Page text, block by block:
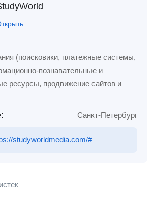
(поисковики, платежные системы,
познавательные и
ресурсы, продвижение сайтов и
Санкт-Петербург
studyworldmedia.com/#